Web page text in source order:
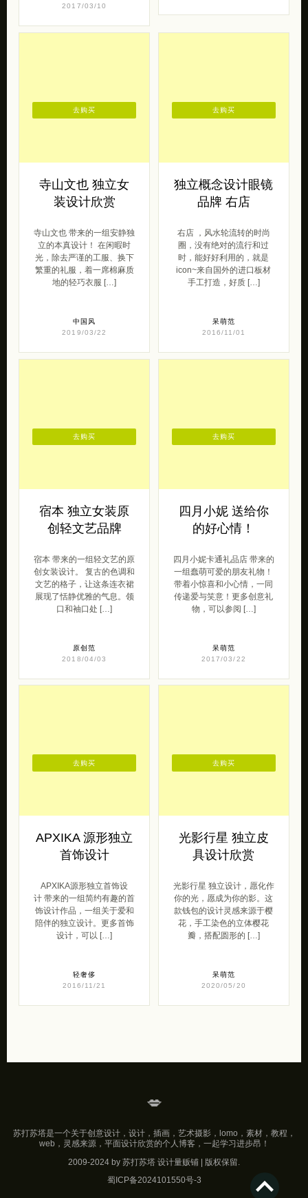
2017/03/10
寺山文也 独立女
装设计欣赏
寺山文也 带来的一组安静独
立的本真设计！ 在闲暇时
光，除去严谨的工服、换下
繁重的礼服，着一席棉麻质
地的轻巧衣服 […]
中国风
2019/03/22
去购买
独立概念设计眼镜
品牌 右店
右店 ，风水轮流转的时尚
圈，没有绝对的流行和过
时，能好好利用的，就是
icon~来自国外的进口板材
手工打造，好质 […]
呆萌范
2016/11/01
去购买
宿本 独立女装原
创轻文艺品牌
宿本 带来的一组轻文艺的原
创女装设计。 复古的色调和
文艺的格子，让这条连衣裙
展现了恬静优雅的气息。领
口和袖口处 […]
原创范
2018/04/03
去购买
四月小妮 送给你
的好心情！
四月小妮卡通礼品店 带来的
一组蠢萌可爱的朋友礼物！
带着小惊喜和小心情，一同
传递爱与笑意！更多创意礼
物，可以参阅 […]
呆萌范
2017/03/22
去购买
APXIKA 源形独立
首饰设计
APXIKA源形独立首饰设
计 带来的一组简约有趣的首
饰设计作品，一组关于爱和
陪伴的独立设计。更多首饰
设计，可以 […]
轻奢侈
2016/11/21
去购买
光影行星 独立皮
具设计欣赏
光影行星 独立设计，愿化作
你的光，愿成为你的影。这
款钱包的设计灵感来源于樱
花，手工染色的立体樱花
瓣，搭配圆形的 […]
呆萌范
2020/05/20
去购买
💋
苏打苏塔是一个关于创意设计，设计，插画，艺术摄影，lomo，素材，教程，
web，灵感来源，平面设计欣赏的个人博客，一起学习进步昂！
2009-2024 by 苏打苏塔 设计量贩铺 | 版权保留.
蜀ICP备2024101550号-3